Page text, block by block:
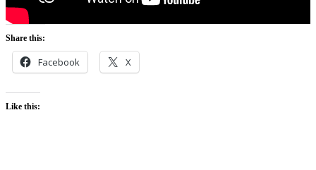
Share this:
Facebook X
Like this: